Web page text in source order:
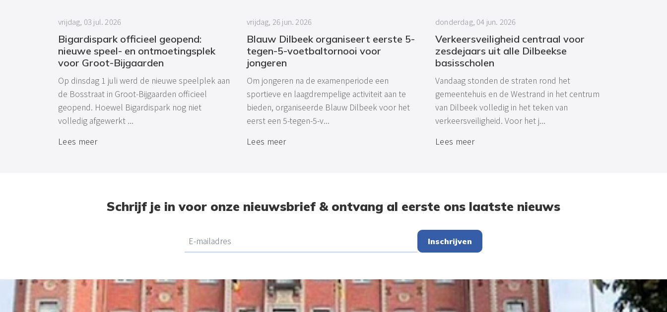
Bigardispark officieel geopend:
nieuwe speel- en ontmoetingsplek
voor Groot-Bijgaarden
vrijdag, 03 jul. 2026
Op dinsdag 1 juli werd de nieuwe speelplek aan
de Bosstraat in Groot-Bijgaarden officieel
geopend. Hoewel Bigardispark nog niet
volledig afgewerkt ...
Lees meer
Blauw Dilbeek organiseert eerste 5-
tegen-5-voetbaltornooi voor
jongeren
vrijdag, 26 jun. 2026
Om jongeren na de examenperiode een
sportieve en laagdrempelige activiteit aan te
bieden, organiseerde Blauw Dilbeek voor het
eerst een 5-tegen-5-v...
Lees meer
Verkeersveiligheid centraal voor
zesdejaars uit alle Dilbeekse
basisscholen
donderdag, 04 jun. 2026
Vandaag stonden de straten rond het
gemeentehuis en de Westrand in het centrum
van Dilbeek volledig in het teken van
verkeersveiligheid. Voor het j...
Lees meer
Schrijf je in voor onze nieuwsbrief & ontvang al eerste ons laatste nieuws
Inschrijven